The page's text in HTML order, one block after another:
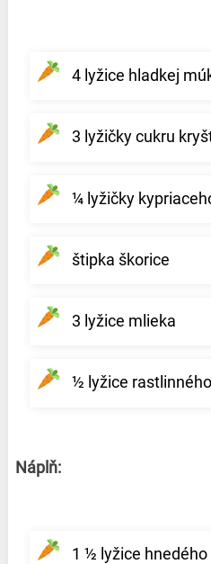
4 lyžice hladkej
3 lyžičky cukru
¼ lyžičky
štipka škorice
3 lyžice mlieka
½ lyžice
Náplň:
1 ½ lyžice hnedého